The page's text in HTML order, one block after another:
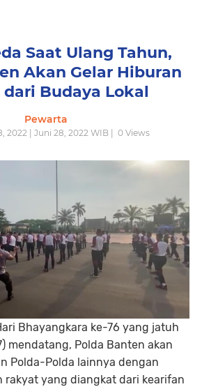
Saat Ulang Tahun,
Akan Gelar Hiburan
dari Budaya Lokal
Pewarta
2022 | Juni 28, 2022 WIB | 0Views
Bhayangkara ke-76 yang jatuh
mendatang, Polda Banten akan
Polda-Polda lainnya dengan
rakyat yang diangkat dari kearifan